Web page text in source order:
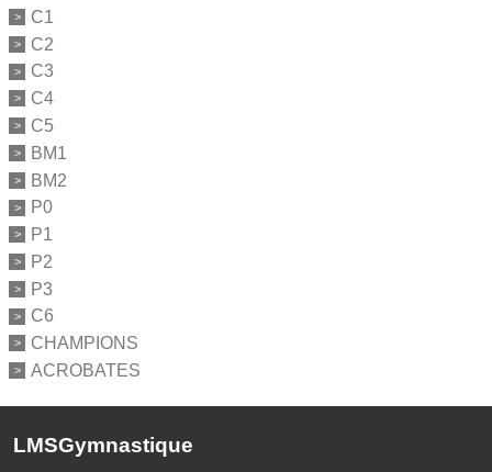
C1
C2
C3
C4
C5
BM1
BM2
P0
P1
P2
P3
C6
CHAMPIONS
ACROBATES
LMSGymnastique